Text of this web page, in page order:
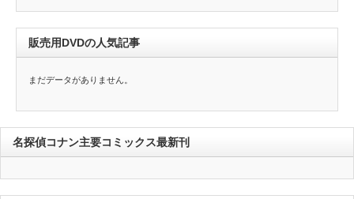
販売用DVDの人気記事
まだデータがありません。
名探偵コナン主要コミックス最新刊